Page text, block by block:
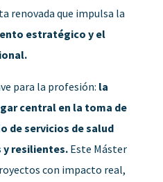
renovada que impulsa la
estratégico y el
para la profesión: la
central en la toma de
de servicios de salud
y resilientes.Este Máster
con impacto real,